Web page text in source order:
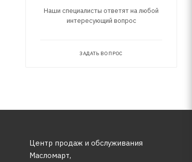
Наши специалисты ответят на любой
интересующий вопрос
ЗАДАТЬ ВОПРОС
Центр продаж и обслуживания
Масломарт,